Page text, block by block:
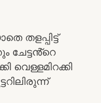
തളപ്പിട്ട്
ചേട്ടൻ്റെ